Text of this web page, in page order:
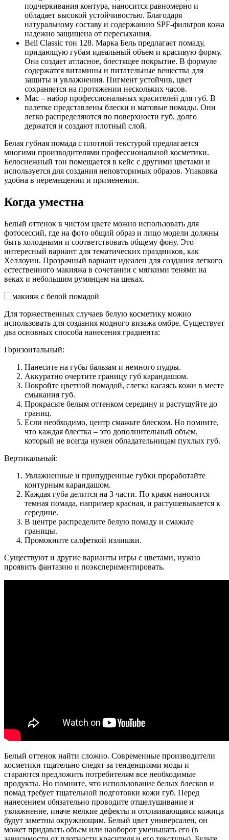
подчеркивания контура, наносится равномерно и
обладает высокой устойчивостью. Благодаря
натуральному составу и содержанию SPF-фильтров кожа
надежно защищена от пересыхания.
Bell Classic тон 128. Марка Бель предлагает помаду,
придающую губам идеальный объем и красивую форму.
Она создает атласное, блестящее покрытие. В формуле
содержатся витамины и питательные вещества для
защиты и увлажнения. Пигмент устойчив, цвет
сохраняется на протяжении нескольких часов.
Mac – набор профессиональных красителей для губ. В
палетке представлены блески и матовые помады. Они
легко распределяются по поверхности губ, долго
держатся и создают плотный слой.
Белая губная помада с плотной текстурой предлагается
многими производителями профессиональной косметики.
Белоснежный тон помещается в кейс с другими цветами и
используется для создания неповторимых образов. Упаковка
удобна в перемещении и применении.
Когда уместна
Белый оттенок в чистом цвете можно использовать для
фотосессий, где на фото общий образ и лицо модели должны
быть холодными и соответствовать общему фону. Это
интересный вариант для тематических праздников, как
Хеллоуин. Прозрачный вариант идеален для создания легкого
естественного макияжа в сочетании с мягкими тенями на
веках и небольшим румянцем на щеках.
Для торжественных случаев белую косметику можно
использовать для создания модного визажа омбре. Существует
два основных способа нанесения градиента:
Горизонтальный:
Нанесите на губы бальзам и немного пудры.
Аккуратно очертите границу губ карандашом.
Покройте цветной помадой, слегка касаясь кожи в месте
смыкания губ.
Прокрасьте белым оттенком середину и растушуйте до
границ.
Если необходимо, центр смажьте блеском. Но помните,
что каждая блестка – это дополнительный объем,
который не всегда нужен обладательницам пухлых губ.
Вертикальный:
Увлажненные и припудренные губки проработайте
контурным карандашом.
Каждая губа делится на 3 части. По краям наносится
темная помада, например красная, и растушевывается к
середине.
В центре распределите белую помаду и смажьте
границы.
Промокните салфеткой излишки.
Существуют и другие варианты игры с цветами, нужно
проявить фантазию и поэкспериментировать.
Белый оттенок найти сложно. Современные производители
косметики тщательно следят за тенденциями моды и
стараются предложить потребителям все необходимые
продукты. Но помните, что использование белых блесков и
помад требует тщательной подготовки кожи губ. Перед
нанесением обязательно проводите отшелушивание и
увлажнение, иначе мелкие дефекты и отслаивающаяся кожица
будут заметны окружающим. Белый цвет универсален, он
может придавать объем или наоборот уменьшать его (в